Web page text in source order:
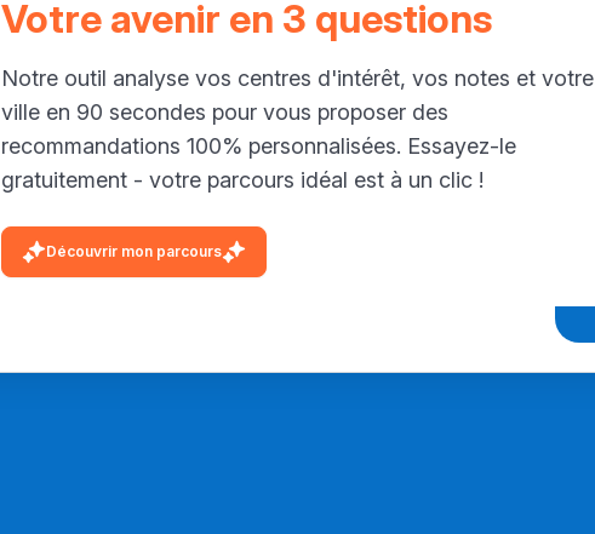
Votre avenir en 3 questions
Notre outil analyse vos centres d'intérêt, vos notes et votre
ville en 90 secondes pour vous proposer des
recommandations 100% personnalisées. Essayez-le
gratuitement - votre parcours idéal est à un clic !
Découvrir mon parcours